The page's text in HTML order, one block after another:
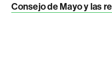
Consejo de Mayo y las